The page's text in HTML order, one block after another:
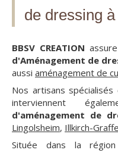
de dressing
BBSV CREATION
d'Aménagement de
aussi aménagement de
Nos artisans spécialisés
interviennent
d'aménagement de
Lingolsheim, Illkirch-
Située dans la région